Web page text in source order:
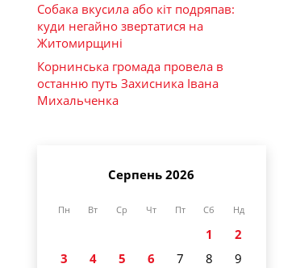
Собака вкусила або кіт подряпав:
куди негайно звертатися на
Житомирщині
Корнинська громада провела в
останню путь Захисника Івана
Михальченка
Серпень 2026
Пн Вт Ср Чт Пт Сб Нд
1
2
3
4 5 6 7 8
9